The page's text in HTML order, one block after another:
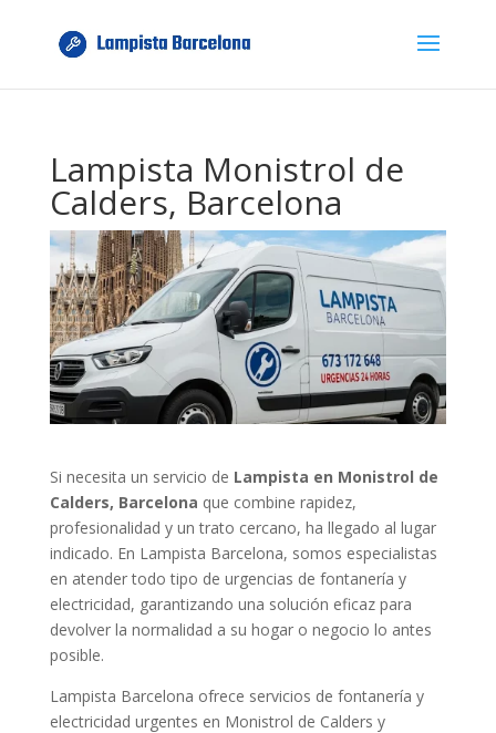
Lampista Monistrol de
Calders, Barcelona
Si necesita un servicio de Lampista en Monistrol de
Calders, Barcelona que combine rapidez,
profesionalidad y un trato cercano, ha llegado al lugar
indicado. En Lampista Barcelona, somos especialistas
en atender todo tipo de urgencias de fontanería y
electricidad, garantizando una solución eficaz para
devolver la normalidad a su hogar o negocio lo antes
posible.
Lampista Barcelona ofrece servicios de fontanería y
electricidad urgentes en Monistrol de Calders y